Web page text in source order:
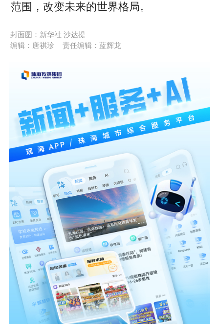
范围，改变未来的世界格局。
封面图：新华社 沙达提
编辑：唐祺珍
责任编辑：蓝辉龙